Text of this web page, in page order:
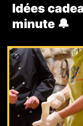
Idées
minute 🔔